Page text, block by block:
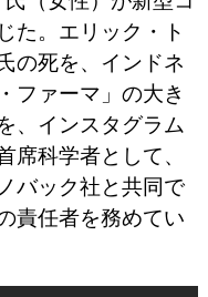
た。エリック・ト
の死を、インドネ
ファーマ」の大き
、インスタグラム
科学者として、
バック社と共同で
責任者を務めてい